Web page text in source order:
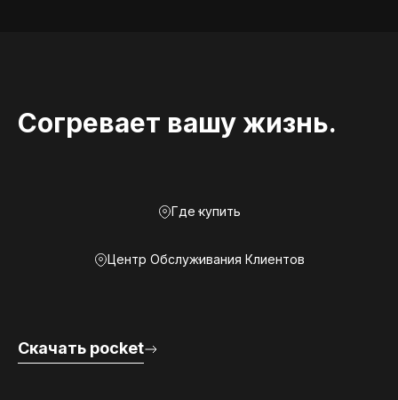
Согревает вашу жизнь.
Где купить
Центр Обслуживания Клиентов
Скачать pocket